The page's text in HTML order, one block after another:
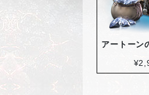
アートーン